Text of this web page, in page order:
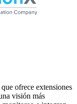
ofrece extensiones
visión más